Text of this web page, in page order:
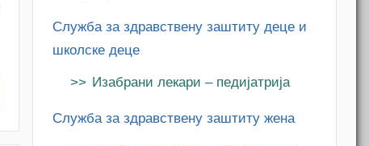
Служба за здравствену заштиту деце и
школске деце
Изабрани лекари – педијатрија
Служба за здравствену заштиту жена